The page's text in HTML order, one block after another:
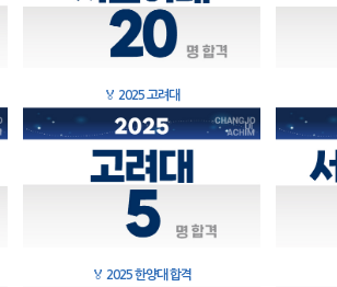
🏅 2025 고려대
🏅 2025 한양대 합격